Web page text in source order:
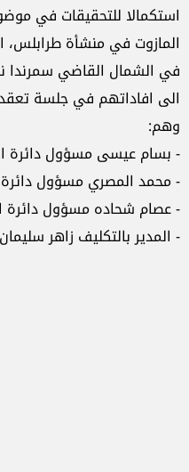
استكمالا للتحقيقات في
المازوت في منشأة
في الشمال القاضي سمرندا
وهم:
- بسام عيسى مسؤول دائرة
- محمد المصري مسؤول
- عصام شحاده مسؤول دائرة
- المدير بالتكليف زاهر